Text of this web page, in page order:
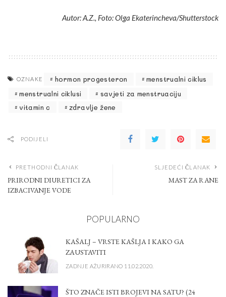
Autor: A.Z., Foto: Olga Ekaterincheva/Shutterstock
OZNAKE hormon progesteron
menstrualni ciklus
menstrualni ciklusi
savjeti za menstruaciju
vitamin c
zdravlje žene
PODIJELI
PRETHODNI ČLANAK
PRIRODNI DIURETICI ZA
IZBACIVANJE VODE
SLJEDEĆI ČLANAK
MAST ZA RANE
POPULARNO
KAŠALJ – VRSTE KAŠLJA I KAKO GA
ZAUSTAVITI
ZADNJE AŽURIRANO 11.02.2020.
ŠTO ZNAČE ISTI BROJEVI NA SATU? (24